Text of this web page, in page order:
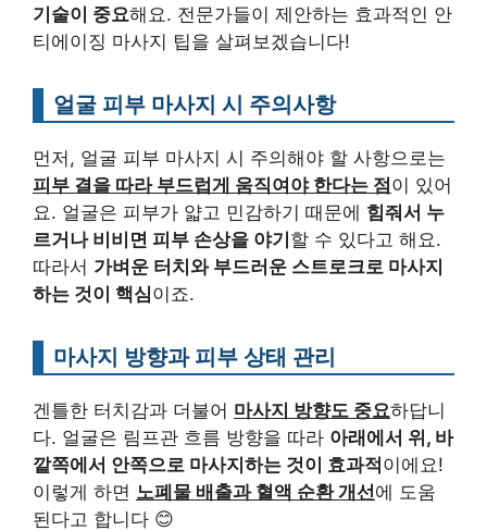
기술이 중요해요. 전문가들이 제안하는 효과적인 안
티에이징 마사지 팁을 살펴보겠습니다!
얼굴 피부 마사지 시 주의사항
먼저, 얼굴 피부 마사지 시 주의해야 할 사항으로는
피부 결을 따라 부드럽게 움직여야 한다는 점이 있어
요. 얼굴은 피부가 얇고 민감하기 때문에 힘줘서 누
르거나 비비면 피부 손상을 야기할 수 있다고 해요.
따라서 가벼운 터치와 부드러운 스트로크로 마사지
하는 것이 핵심이죠.
마사지 방향과 피부 상태 관리
겐틀한 터치감과 더불어 마사지 방향도 중요하답니
다. 얼굴은 림프관 흐름 방향을 따라 아래에서 위, 바
깥쪽에서 안쪽으로 마사지하는 것이 효과적이에요!
이렇게 하면 노폐물 배출과 혈액 순환 개선에 도움
된다고 합니다 😊